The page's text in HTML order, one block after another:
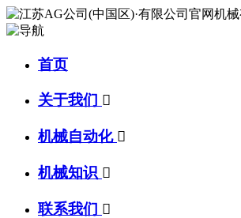
首页
关于我们 
机械自动化 
机械知识 
联系我们 